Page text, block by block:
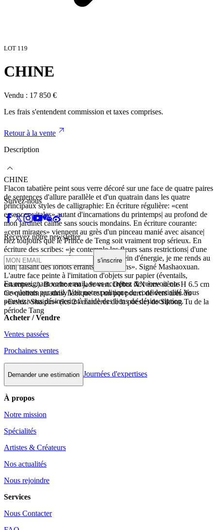
LOT 119
CHINE
Vendu : 17 850 €
Les frais s'entendent commission et taxes comprises.
Retour à la vente
Description
CHINE
Flacon tabatière peint sous verre décoré sur une face de quatre paires
de sentences d'allure parallèle et d'un quatrain dans les quatre
principaux styles de calligraphie: En écriture régulière: «cent
essences vitales» autant d'incarnations du printemps| au profond de
mon jardinet calme sans soucis mondains. En écriture courante:
«cent mirages» viennent au grès d'un pinceau manié avec aisance|
riez toujours que le Prince de Teng soit vraiment trop sérieux. En
écriture des scribes: «je contemple les fleurs sans restrictions| d'une
touche de la main, crée le printemps. Plein d'énergie, je me rends au
loin| faisant des loriots errants mes voisins». Signé Mashaoxuan.
L'autre face peinte à l'imitation d'objets sur papier (éventails,
estampes...). Bouchon en jade vert. Début XX ème siècle H 6.5 cm
Ce quatrain quadrisyllabique est un pot pourri de vers tirés du
«Ershisi Shaipin» (les 24 manières de la poésie) de Sikong Tu de la
période Tang
Suivez-nous
Recevez notre newsletter
s'inscrire
En renseignant votre email, vous acceptez de recevoir nos
newsletters par mail. Voir notre politique de confidentialité.Vous
pouvez vous désinscrire à l'aide des liens de désinscription.
Acheter / Vendre
Ventes passées
Prochaines ventes
Demander une estimation Journées d'expertises
À propos
Notre mission
Spécialités
Artistes & Créateurs
Nos actualités
Nous rejoindre
Services
Nous Contacter